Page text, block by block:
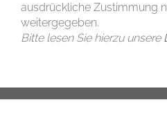
ausdrückliche Zustimmung
weitergegeben.
Bitte lesen Sie hierzu unsere